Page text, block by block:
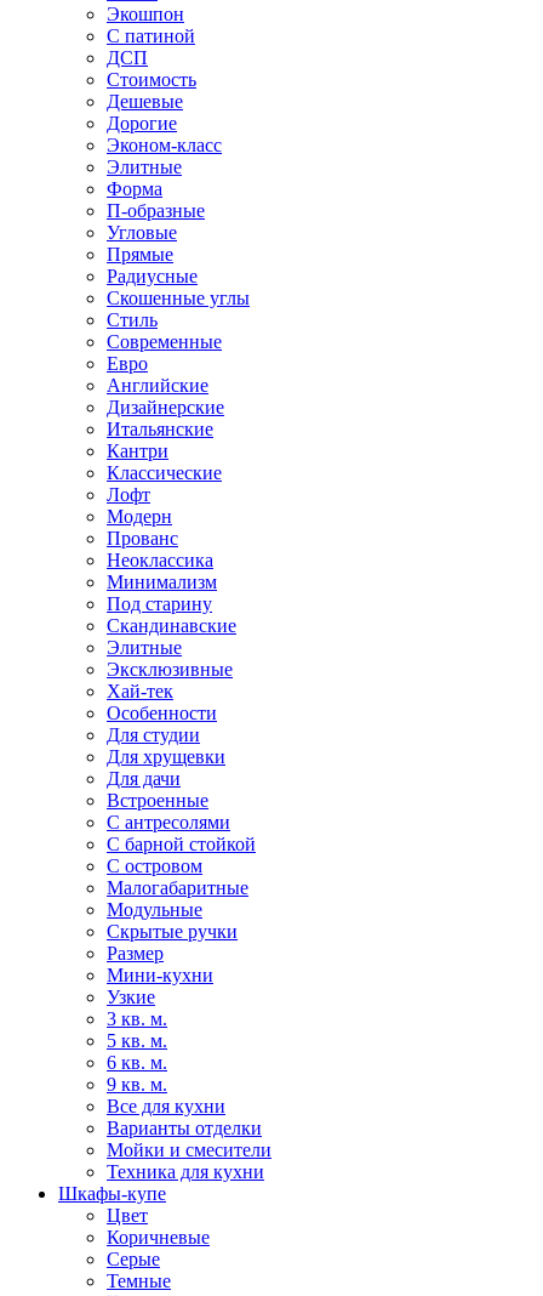
Экошпон
С патиной
ДСП
Стоимость
Дешевые
Дорогие
Эконом-класс
Элитные
Форма
П-образные
Угловые
Прямые
Радиусные
Скошенные углы
Стиль
Современные
Евро
Английские
Дизайнерские
Итальянские
Кантри
Классические
Лофт
Модерн
Прованс
Неоклассика
Минимализм
Под старину
Скандинавские
Элитные
Эксклюзивные
Хай-тек
Особенности
Для студии
Для хрущевки
Для дачи
Встроенные
С антресолями
С барной стойкой
С островом
Малогабаритные
Модульные
Скрытые ручки
Размер
Мини-кухни
Узкие
3 кв. м.
5 кв. м.
6 кв. м.
9 кв. м.
Все для кухни
Варианты отделки
Мойки и смесители
Техника для кухни
Шкафы-купе
Цвет
Коричневые
Серые
Темные